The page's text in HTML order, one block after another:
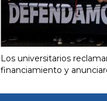
Los universitarios
financiamiento y